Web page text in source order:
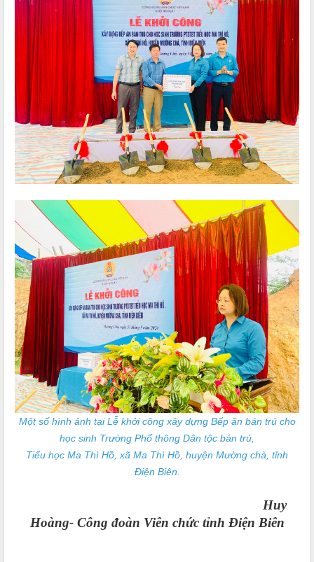
Một số hình ảnh tại Lễ khởi công xây dựng Bếp ăn bán trú cho
học sinh Trường Phổ thông Dân tộc bán trú,
Tiểu học Ma Thì Hồ, xã Ma Thì Hồ, huyện Mường chà, tỉnh
Điện Biên.
Huy
Hoàng-Công đoàn Viên chức tỉnh Điện Biên